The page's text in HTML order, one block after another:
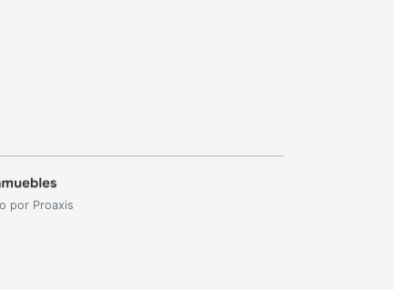
por Proaxis